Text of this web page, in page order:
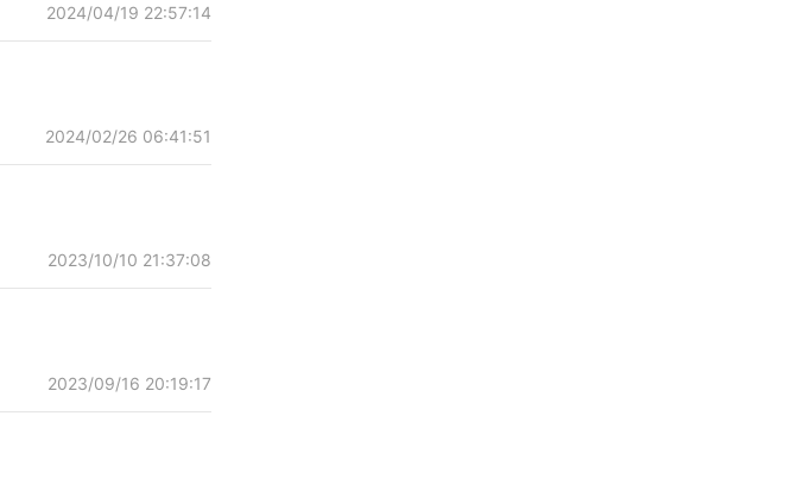
2024/04/19 22:57:14
2024/02/26 06:41:51
2023/10/10 21:37:08
2023/09/16 20:19:17